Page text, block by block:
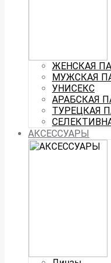
ЖЕНСКАЯ
МУЖСКАЯ
УНИСЕКС
АРАБСКАЯ
ТУРЕЦКАЯ
АКСЕССУАРЫ